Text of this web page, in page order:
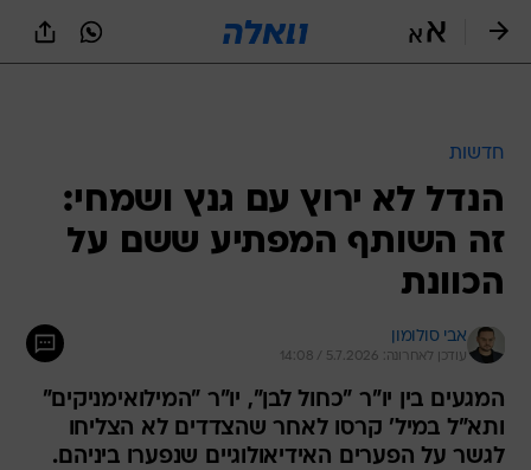
חדשות
הנדל לא ירוץ עם גנץ ושמחי:
זה השותף המפתיע ששם על
הכוונת
אבי סולומון
עודכן לאחרונה: 5.7.2026 / 14:08
המגעים בין יו"ר "כחול לבן", יו"ר "המילואימניקים"
ותא"ל במיל' קרסו לאחר שהצדדים לא הצליחו
לגשר על הפערים האידיאולוגיים שנפערו ביניהם.